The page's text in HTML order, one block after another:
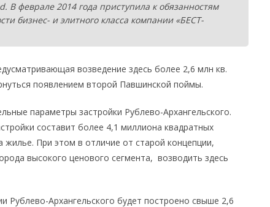
В феврале 2014 года приступила к обязанностям
бизнес- и элитного класса компании «БЕСТ-
возведение здесь более 2,6 млн кв.
появлением второй Павшинской поймы.
параметры застройки Рублево-Архангельского.
составит более 4,1 миллиона квадратных
При этом в отличие от старой концепции,
высокого ценового сегмента, возводить здесь
Рублево-Архангельского будет построено свыше 2,6